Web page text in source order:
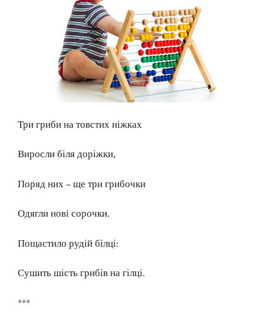
Три гриби на товстих ніжках
Виросли біля доріжки,
Поряд них – ще три грибочки
Одягли нові сорочки.
Пощастило рудій білці:
Сушить шість грибів на гілці.
***